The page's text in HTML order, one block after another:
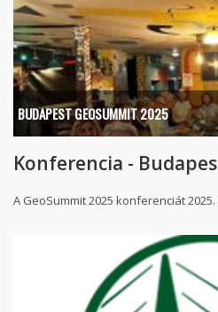
BUDAPEST GEOSUMMIT 2025
Konferencia -
A GeoSummit 2025 konferenciát 2025.